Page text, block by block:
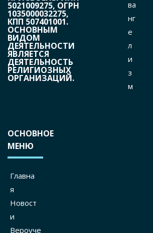
5021009275, ОГРН
1035000032275,
КПП 507401001.
ОСНОВНЫМ
ВИДОМ
ДЕЯТЕЛЬНОСТИ
ЯВЛЯЕТСЯ
ДЕЯТЕЛЬНОСТЬ
РЕЛИГИОЗНЫХ
ОРГАНИЗАЦИЙ.
ва
нг
е
л
и
з
м
ОСНОВНОЕ
МЕНЮ
Главна
я
Новост
и
Вероуче